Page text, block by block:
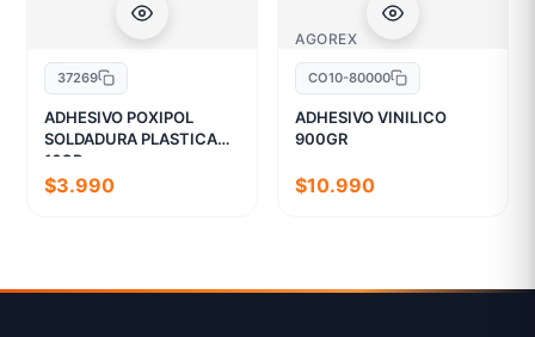
37269
ADHESIVO POXIPOL
SOLDADURA PLASTICA
16GR
$3.990
AGOREX
CO10-80000
ADHESIVO VINILICO
900GR
$10.990